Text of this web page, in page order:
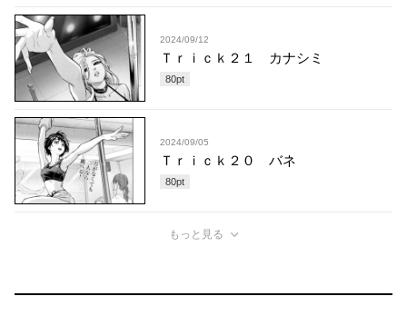
2024/09/12
Ｔｒｉｃｋ２１ カナシミ
80pt
2024/09/05
Ｔｒｉｃｋ２０ バネ
80pt
もっと見る